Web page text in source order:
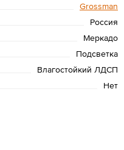
Grossman
Россия
Меркадо
Подсветка
Влагостойкий ЛДСП
Нет